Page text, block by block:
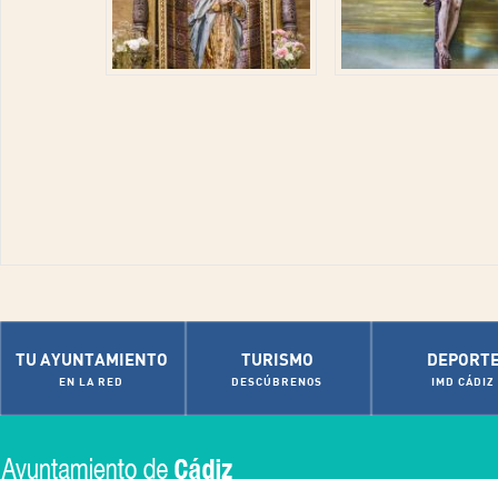
TU AYUNTAMIENTO
EN LA RED
TURISMO
DESCÚBRENOS IMD CÁDIZ